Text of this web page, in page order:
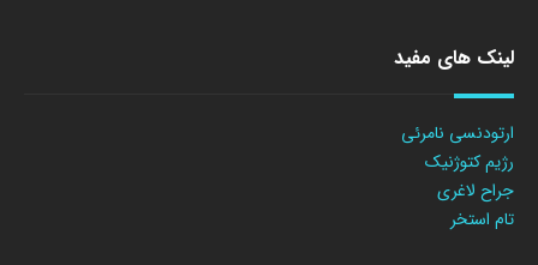
لینک های مفید
ارتودنسی نامرئی
رژیم کتوژنیک
جراح لاغری
تام استخر